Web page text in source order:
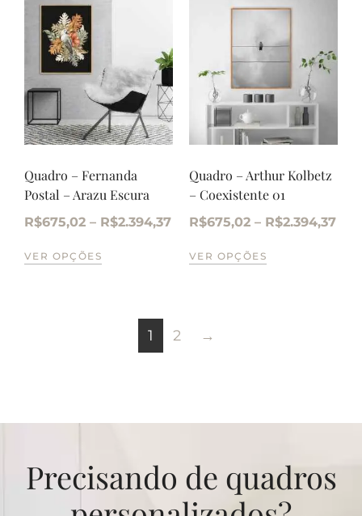
Quadro – Fernanda
Postal – Arazu Escura
R$675,02 – R$2.394,37
VER OPÇÕES
Quadro – Arthur Kolbetz
– Coexistente 01
R$675,02 – R$2.394,37
VER OPÇÕES
1 2 →
Precisando de quadros